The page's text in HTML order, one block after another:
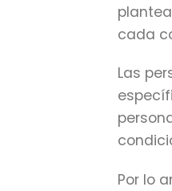
cada
Las
Por lo